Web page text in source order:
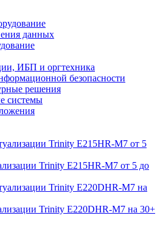
данных
ИБП и оргтехника
безопасности
решения
системы
Trinity E215HR-M7 от 5 до
Trinity E220DHR-M7 на 30+